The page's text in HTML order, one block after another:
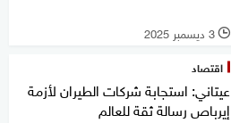
l 3 ديسمبر 2025
اقتصاد
عيتاني: استجابة شركات الطيران لأزمة
إيرباص رسالة ثقة للعالم